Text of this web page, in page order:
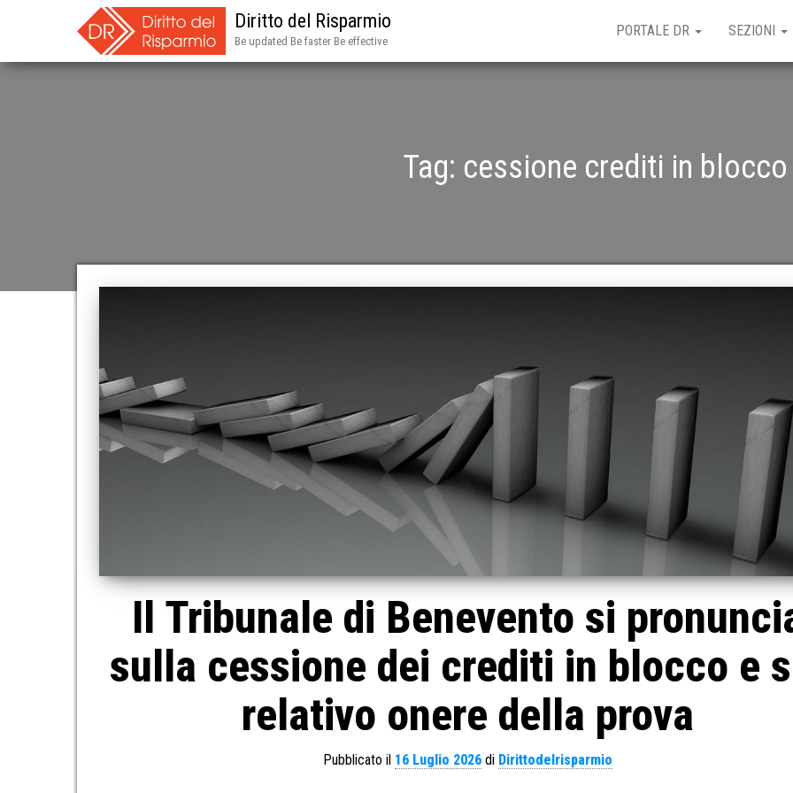
Diritto del Risparmio
Be updated Be faster Be effective
PORTALE DR SEZIONI
Tag: cessione crediti in blocco
Il Tribunale di Benevento si
sulla cessione dei crediti in blocco e
relativo onere della prova
Pubblicato il 16 Luglio 2026di Dirittodelrisparmio